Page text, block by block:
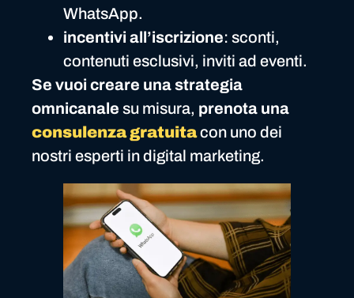
WhatsApp.
incentivi all’iscrizione: sconti,
contenuti esclusivi, inviti ad eventi.
Se vuoi creare una strategia
omnicanale su misura, prenota una
consulenza gratuitacon uno dei
nostri esperti in digital marketing.